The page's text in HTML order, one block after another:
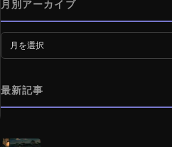
月別アーカイブ
月別アーカイブ
最新記事